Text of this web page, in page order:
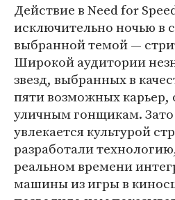
Действие в Need for
исключительно ночью в
выбранной темой —
Широкой аудитории
звезд, выбранных в
пяти возможных
уличным гонщикам. Зато
увлекается культурой
разработали
реальном времени
машины из игры в